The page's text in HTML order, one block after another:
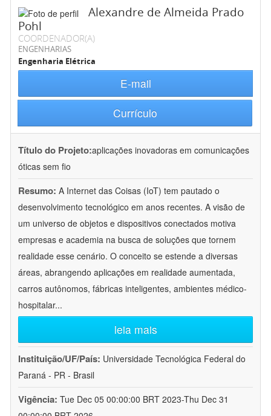
Alexandre de Almeida Prado
Pohl
COORDENADOR(A)
ENGENHARIAS
Engenharia Elétrica
E-mail
Currículo
Título do Projeto:aplicações inovadoras em comunicações
óticas sem fio
Resumo: A Internet das Coisas (IoT) tem pautado o
desenvolvimento tecnológico em anos recentes. A visão de
um universo de objetos e dispositivos conectados motiva
empresas e academia na busca de soluções que tornem
realidade esse cenário. O conceito se estende a diversas
áreas, abrangendo aplicações em realidade aumentada,
carros autônomos, fábricas inteligentes, ambientes médico-
hospitalar...
leia mais
Instituição/UF/País: Universidade Tecnológica Federal do
Paraná - PR - Brasil
Vigência: Tue Dec 05 00:00:00 BRT 2023-Thu Dec 31